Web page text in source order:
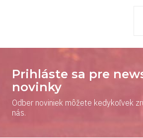
Prihláste sa pre
novinky
Odber noviniek môžete kedykoľvek
nás.